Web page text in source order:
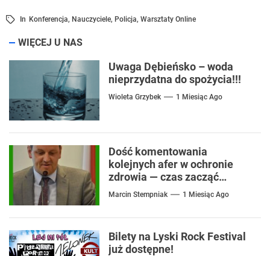
In Konferencja, Nauczyciele, Policja, Warsztaty Online
WIĘCEJ U NAS
Uwaga Dębieńsko – woda
nieprzydatna do spożycia!!!
Wioleta Grzybek 1 Miesiąc Ago
Dość komentowania
kolejnych afer w ochronie
zdrowia — czas zacząć
mówić o rozwiązaniach
Marcin Stempniak 1 Miesiąc Ago
Bilety na Lyski Rock Festival
już dostępne!